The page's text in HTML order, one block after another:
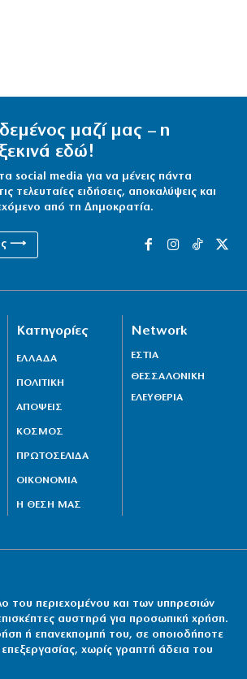
μαζί μας – η
εδώ!
social media για να μένεις πάντα
τελευταίες ειδήσεις, αποκαλύψεις και
από τη Δημοκρατία.
⟶
Κατηγορίες
ΕΛΛΑΔΑ
ΠΟΛΙΤΙΚΗ
ΑΠΟΨΕΙΣ
ΚΟΣΜΟΣ
ΠΡΩΤΟΣΕΛΙΔΑ
ΟΙΚΟΝΟΜΙΑ
Η ΘΕΣΗ ΜΑΣ
Network
ΕΣΤΙΑ
ΘΕΣΣΑΛΟΝΙΚΗ
ΕΛΕΥΘΕΡΙΑ
του περιεχομένου και των υπηρεσιών
αυστηρά για προσωπική χρήση.
ή επανεκπομπή του, σε οποιοδήποτε
χωρίς γραπτή άδεια του